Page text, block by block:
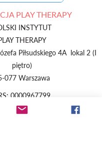
PLAY THERAPY
INSTYTUT
THERAPY
Piłsudskiego 4A lokal 2 (I
piętro)
077 Warszawa
0000967799
Play Therapy